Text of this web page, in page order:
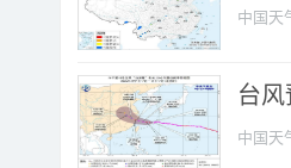
中国天
台
中国天